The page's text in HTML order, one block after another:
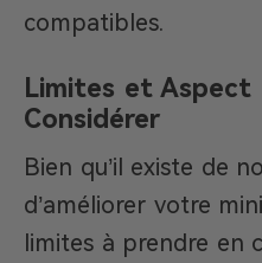
compatibles.
Limites et Aspect
Considérer
Bien qu’il existe de
d’améliorer votre
limites à prendre en